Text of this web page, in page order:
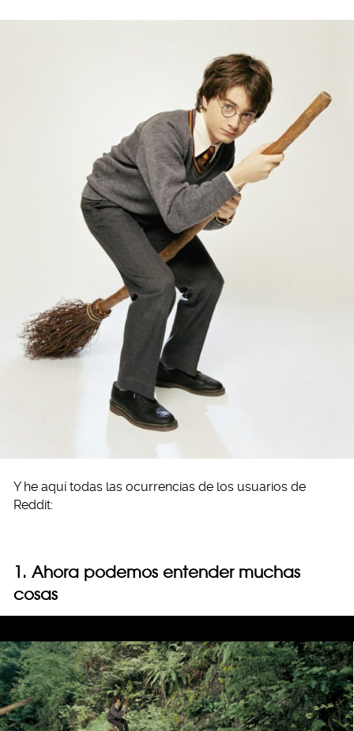
Y he aquí todas las ocurrencias de los usuarios de
Reddit:
1. Ahora podemos entender muchas
cosas